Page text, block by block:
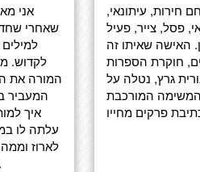
אני
שאחרי
לקדוש.
המורה את
המעביר
איך
עלתה לו
לארוז
חירות, עיתונאי,
פסל, צייר, פעיל
האישה שאיתו זה
חוקרת הספרות
גרץ, נטלה על
המורכבת